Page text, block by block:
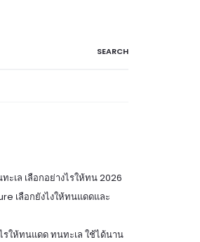
เล เลือกอย่างไรให้ทน 2026
เลือกยังไงให้ทนแดดและ
ให้ทนแดด ทนทะเล ใช้ได้นาน